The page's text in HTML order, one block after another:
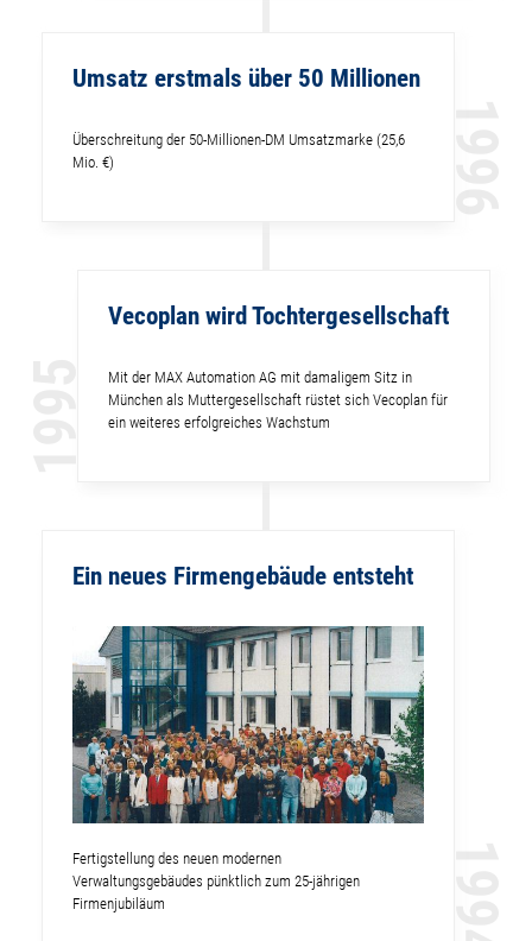
Umsatz erstmals über 50 Millionen
Überschreitung der 50-Millionen-DM Umsatzmarke (25,6
Mio. €)
Vecoplan wird Tochtergesellschaft
Mit der MAX Automation AG mit damaligem Sitz in
München als Muttergesellschaft rüstet sich Vecoplan für
ein weiteres erfolgreiches Wachstum
Ein neues Firmengebäude entsteht
Fertigstellung des neuen modernen
Verwaltungsgebäudes pünktlich zum 25-jährigen
Firmenjubiläum